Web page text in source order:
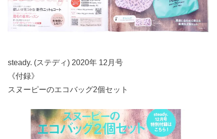
steady. (ステディ) 2020年 12月号
《付録》
スヌーピーのエコバッグ2個セット